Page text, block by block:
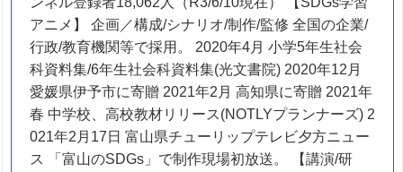
アニメ】 企画／構成/シナリオ/制作/監修 全国の企業/
行政/教育機関等で採用。 2020年4月 小学5年生社会
科資料集/6年生社会科資料集(光文書院) 2020年12月
愛媛県伊予市に寄贈 2021年2月 高知県に寄贈 2021年
春 中学校、高校教材リリース(NOTLYプランナーズ) 2
021年2月17日 富山県チューリップテレビ夕方ニュー
ス 「富山のSDGs」で制作現場初放送。 【講演/研